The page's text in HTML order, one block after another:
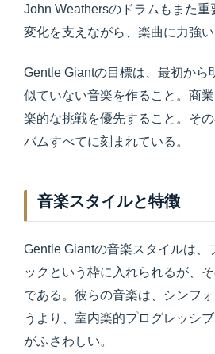
John Weathersのドラムもまた
変化を支えながら、楽曲に力強い
Gentle Giantの目標は、最初から
似ていない音楽を作ること。商
楽的な挑戦を優先すること。そ
バムすべてに刻まれている。
音楽スタイルと特徴
Gentle Giantの音楽スタイルは、
ックという枠に入れられるが、
である。彼らの音楽は、シンフ
うより、室内楽的プログレッシ
がふさわしい。